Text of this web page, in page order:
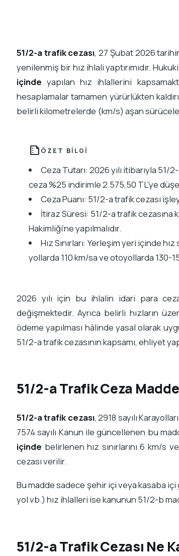
51/2-a trafik cezası, 27 Şubat 2026
yenilenmiş bir hız ihlali yaptırımıdır.
içinde yapılan hız ihlallerini
hesaplamalar tamamen yürürlükten
belirli kilometrelerde (km/s) aşan
summarize ÖZET BILGI
Ceza Tutarı: 2026 yılı itibarıyla 51/
ceza %25 indirimle 2.575,50 TL'ye
Ceza Puanı: 51/2-a trafik cezası
İtiraz Süresi: 51/2-a trafik cezasına
Hakimliği’ne yapılmalıdır.
Hız Sınırları: Yerleşim yeri içinde
yollarda 110 km/sa ve otoyollarda 130-
2026 yılı için bu ihlalin idari para
değişmektedir. Ayrıca belirli hızların
ödeme yapılması hâlinde yasal olarak
51/2-a trafik cezasının kapsamı, ehliyet
51/2-a Trafik Ceza
51/2-a trafik cezası, 2918 sayılı
7574 sayılı Kanun ile güncellenen bu
içinde belirlenen hız sınırlarını 6 km/s
cezası verilir.
Bu madde sadece şehir içi veya kasaba
yol vb.) hız ihlalleri ise kanunun 51/2-b
51/2-a Trafik Cezası Ne